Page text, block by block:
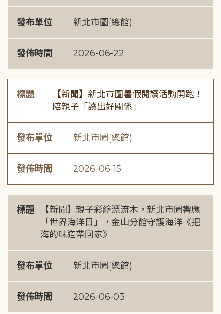
發布單位 新北市圖(總館)
發佈時間 2026-06-22
標題
【新聞】新北市圖暑假閱讀活動開跑！
陪親子「讀出好關係」
發布單位 新北市圖(總館)
發佈時間 2026-06-15
標題
【新聞】親子彩繪漂流木，新北市圖響應
「世界海洋日」，金山分館守護海洋《把
海的味道帶回家》
發布單位 新北市圖(總館)
發佈時間 2026-06-03